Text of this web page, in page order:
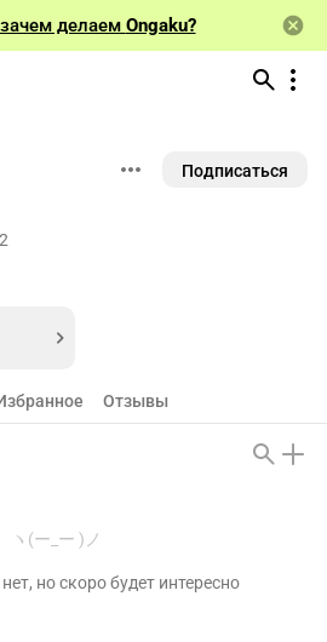
делаем Ongaku?
Подписаться
Отзывы
ヽ(ー_ー )ノ
но скоро будет интересно